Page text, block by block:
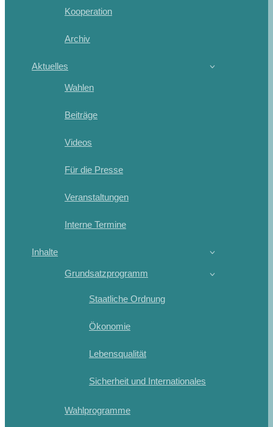
Kooperation
Archiv
Aktuelles
Wahlen
Beiträge
Videos
Für die Presse
Veranstaltungen
Interne Termine
Inhalte
Grundsatzprogramm
Staatliche Ordnung
Ökonomie
Lebensqualität
Sicherheit und Internationales
Wahlprogramme